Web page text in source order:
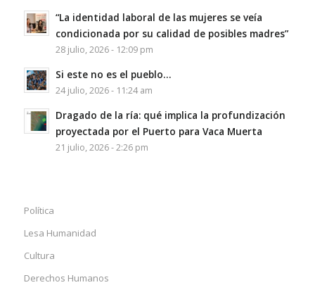
“La identidad laboral de las mujeres se veía
condicionada por su calidad de posibles madres”
28 julio, 2026 - 12:09 pm
Si este no es el pueblo…
24 julio, 2026 - 11:24 am
Dragado de la ría: qué implica la profundización
proyectada por el Puerto para Vaca Muerta
21 julio, 2026 - 2:26 pm
Política
Lesa Humanidad
Cultura
Derechos Humanos